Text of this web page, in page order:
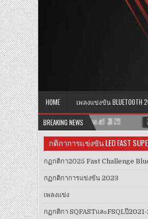
HOME
เพลงแข่งขัน BLUETOOTH
BREAKING NEWS
2025-02-27 กฏกติกา2025 FAST CHALLENGE
กติกาการแข่งขัน LEO FAST
กฏกติกา2025 Fast Challenge
กฏกติกาการแข่งขัน 2023
เพลงแข่ง
กฏ​กติกา​ SQFAST​และFSQLปี